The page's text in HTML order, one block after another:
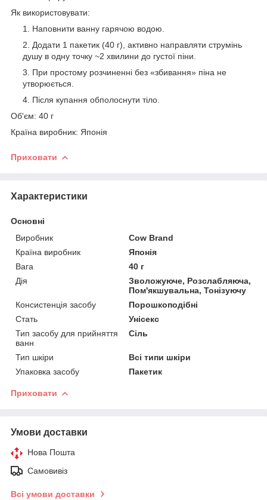
Як використовувати:
Наповнити ванну гарячою водою.
Додати 1 пакетик (40 г), активно направляти струмінь
душу в одну точку ~2 хвилини до густої піни.
При простому розчиненні без «збивання» піна не
утворюється.
Після купання обполоснути тіло.
Об'єм: 40 г
Країна виробник: Японія
Приховати
Характеристики
Основні
Виробник
Cow Brand
Країна виробник
Японія
Вага
40 г
Дія
Зволожуюче, Розслабляюча,
Пом'якшувальна, Тонізуючу
Консистенція засобу
Порошкоподібні
Стать
Унісекс
Тип засобу для прийняття
ванн
Сіль
Тип шкіри
Всі типи шкіри
Упаковка засобу
Пакетик
Приховати
Умови доставки
Нова Пошта
Самовивіз
Всі умови доставки